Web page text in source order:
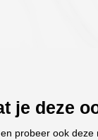
je deze
probeer ook deze